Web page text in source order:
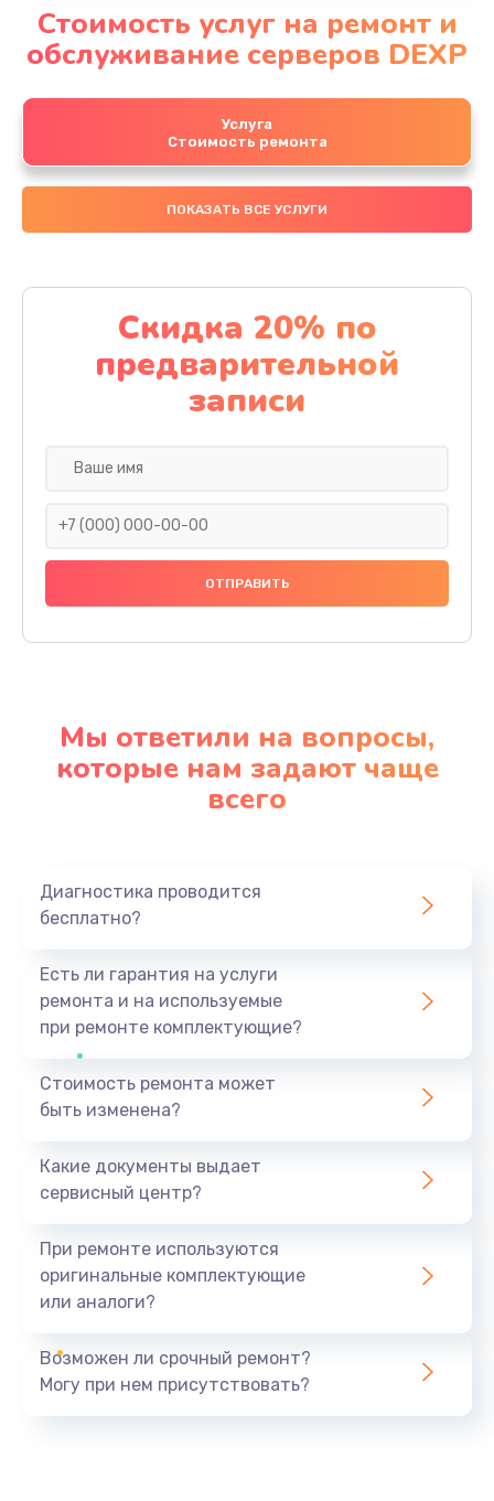
Стоимость услуг на ремонт и
обслуживание серверов DEXP
Услуга
Стоимость ремонта
ПОКАЗАТЬ ВСЕ УСЛУГИ
Скидка 20% по
предварительной
записи
Мы ответили на вопросы,
которые нам задают чаще
всего
Диагностика проводится
бесплатно?
Есть ли гарантия на услуги
ремонта и на используемые
при ремонте комплектующие?
Стоимость ремонта может
быть изменена?
Какие документы выдает
сервисный центр?
При ремонте используются
оригинальные комплектующие
или аналоги?
Возможен ли срочный ремонт?
Могу при нем присутствовать?